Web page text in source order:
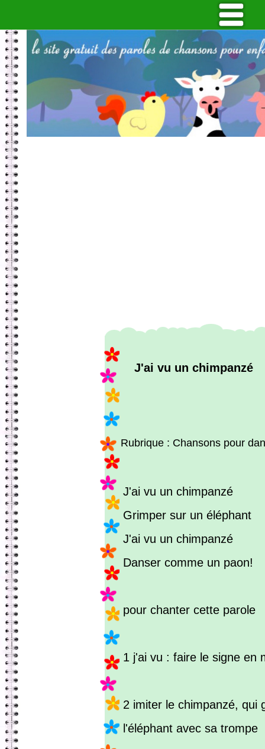
J'ai vu un chimpanzé
Rubrique : Chansons pour
J'ai vu un chimpanzé
Grimper sur un éléphant
J'ai vu un chimpanzé
Danser comme un paon!
pour chanter cette parole
1 j'ai vu : faire le signe en
2 imiter le chimpanzé, qui
l'éléphant avec sa trompe